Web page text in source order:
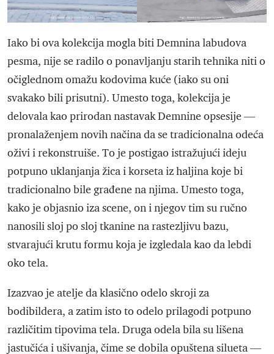
Iako bi ova kolekcija mogla biti Demnina labudova
pesma, nije se radilo o ponavljanju starih tehnika niti o
očiglednom omažu kodovima kuće (iako su oni
svakako bili prisutni). Umesto toga, kolekcija je
delovala kao prirodan nastavak Demnine opsesije —
pronalaženjem novih načina da se tradicionalna odeća
oživi i rekonstruiše. To je postigao istražujući ideju
potpuno uklanjanja žica i korseta iz haljina koje bi
tradicionalno bile građene na njima. Umesto toga,
kako je objasnio iza scene, on i njegov tim su ručno
nanosili sloj po sloj tkanine na rastezljivu bazu,
stvarajući krutu formu koja je izgledala kao da lebdi
oko tela.
Izazvao je atelje da klasično odelo skroji za
bodibildera, a zatim isto to odelo prilagodi potpuno
različitim tipovima tela. Druga odela bila su lišena
jastučića i ušivanja, čime se dobila opuštena silueta —